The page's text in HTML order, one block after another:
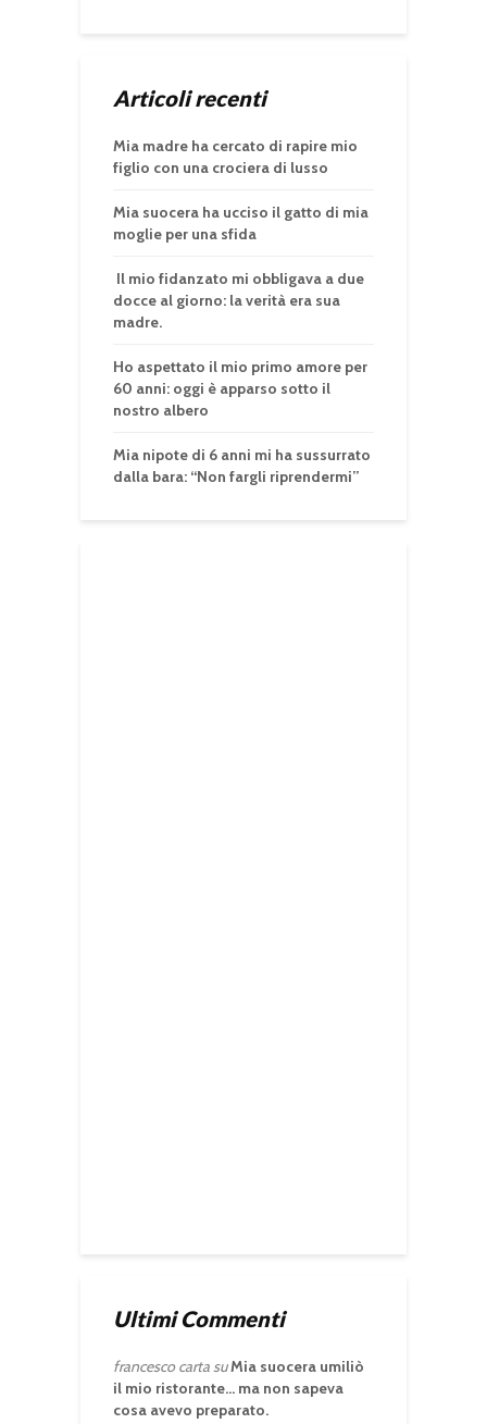
Articoli recenti
Mia madre ha cercato di rapire mio
figlio con una crociera di lusso
Mia suocera ha ucciso il gatto di mia
moglie per una sfida
Il mio fidanzato mi obbligava a due
docce al giorno: la verità era sua
madre.
Ho aspettato il mio primo amore per
60 anni: oggi è apparso sotto il
nostro albero
Mia nipote di 6 anni mi ha sussurrato
dalla bara: “Non fargli riprendermi”
Ultimi Commenti
francesco carta suMia suocera umiliò
il mio ristorante… ma non sapeva
cosa avevo preparato.